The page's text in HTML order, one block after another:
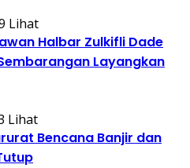
Lihat
Halbar Zulkifli Dade
Layangkan
Lihat
Bencana Banjir dan